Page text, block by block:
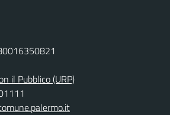
il Pubblico (URP)